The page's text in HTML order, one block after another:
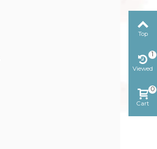
Top
Viewed
1
Cart
0